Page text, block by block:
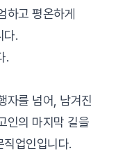
하고 평온하게
다.
.
자를 넘어, 남겨진
인의 마지막 길을
업인입니다.